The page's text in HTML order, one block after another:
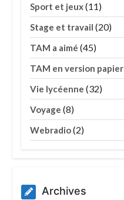
Sport et jeux(11)
Stage et travail (20)
TAM a aimé (45)
TAM en version papier
Vie lycéenne (32)
Voyage (8)
Webradio(2)
Archives